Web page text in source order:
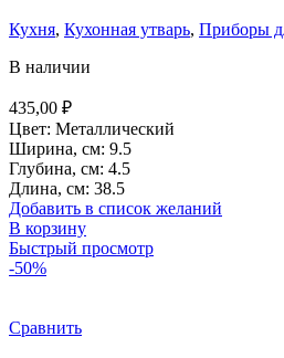
Кухня, Кухонная утварь, Приборы
В наличии
435,00 ₽
Цвет: Металлический
Ширина, см: 9.5
Глубина, см: 4.5
Длина, см: 38.5
Добавить в список желаний
В корзину
Быстрый просмотр
-50%
Сравнить